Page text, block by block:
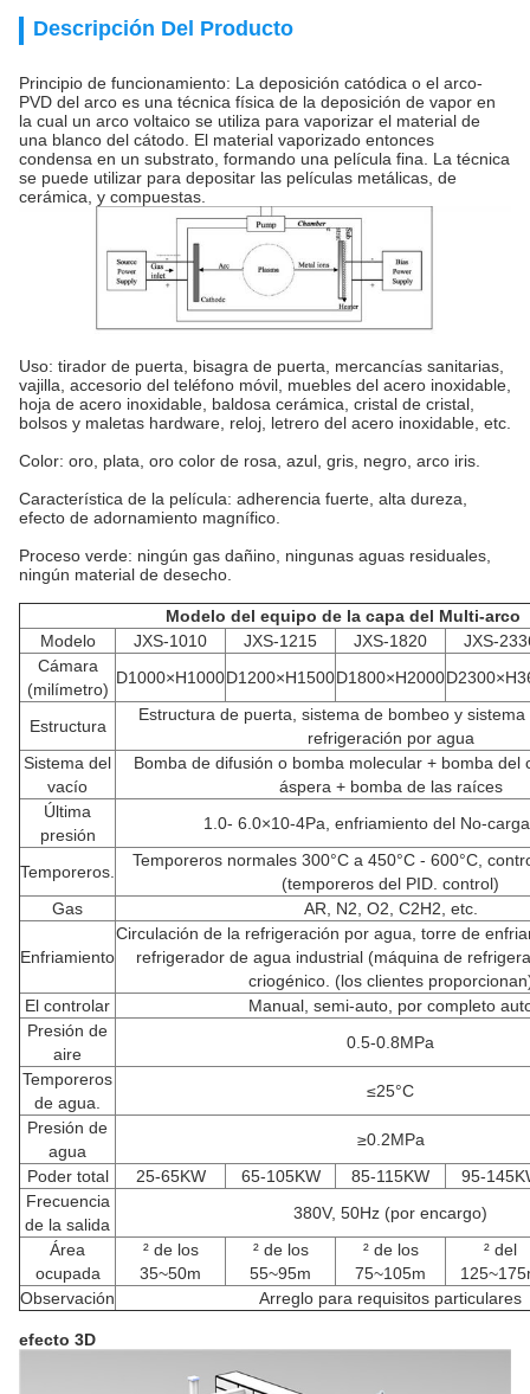
Descripción Del Producto
Principio de funcionamiento: La deposición catódica o el arco-
PVD del arco es una técnica física de la deposición de vapor en
la cual un arco voltaico se utiliza para vaporizar el material de
una blanco del cátodo. El material vaporizado entonces
condensa en un substrato, formando una película fina. La técnica
se puede utilizar para depositar las películas metálicas, de
cerámica, y compuestas.
Uso: tirador de puerta, bisagra de puerta, mercancías sanitarias,
vajilla, accesorio del teléfono móvil, muebles del acero inoxidable,
hoja de acero inoxidable, baldosa cerámica, cristal de cristal,
bolsos y maletas hardware, reloj, letrero del acero inoxidable, etc.
Color: oro, plata, oro color de rosa, azul, gris, negro, arco iris.
Característica de la película: adherencia fuerte, alta dureza,
efecto de adornamiento magnífico.
Proceso verde: ningún gas dañino, ningunas aguas residuales,
ningún material de desecho.
Modelo del equipo de la capa del Multi-arco
Modelo
JXS-1010 JXS-1215 JXS-1820
JXS-
Cámara
(milímetro)
D1000×H1000D1200×H1500D1800×H2000
Estructura
Estructura de puerta, sistema de bombeo y
refrigeración por agua
Sistema del
vacío
Bomba de difusión o bomba molecular + bomba del
áspera + bomba de las raíces
Última
presión
1.0- 6.0×10-4Pa, enfriamiento del No-
Temporeros.
Temporeros normales 300°C a 450°C - 600°C,
(temporeros del PID. control)
Gas
AR, N2, O2, C2H2, etc.
Enfriamiento
Circulación de la refrigeración por agua, torre de
refrigerador de agua industrial (máquina de
criogénico. (los clientes
El controlar
Manual, semi-auto, por completo
Presión de
aire
0.5-0.8MPa
Temporeros
de agua.
≤25°C
Presión de
agua
≥0.2MPa
Poder total
25-65KW 65-105KW 85-115KW
95-
Frecuencia
de la salida
380V, 50Hz (por encargo)
Área
ocupada
² de los
35~50m
² de los
55~95m
² de los
75~105m
² del
Observación
Arreglo para requisitos particulares
efecto 3D